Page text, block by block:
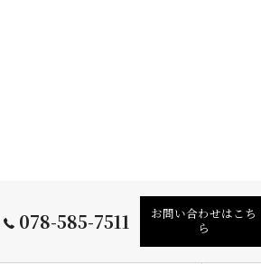
078-585-7511
お問い合わせはこち
ら